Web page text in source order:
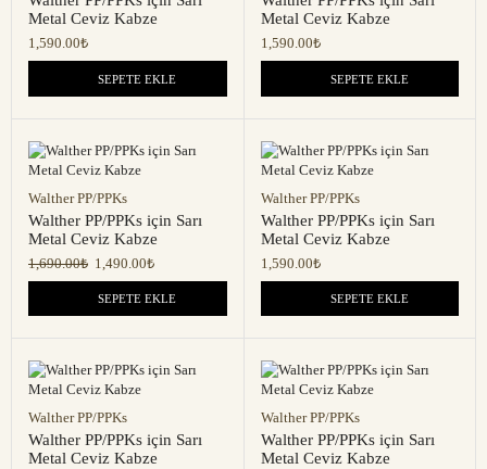
Metal Ceviz Kabze
1,590.00₺
SEPETE EKLE
Metal Ceviz Kabze
1,590.00₺
SEPETE EKLE
Walther PP/PPKs
Walther PP/PPKs için Sarı
Metal Ceviz Kabze
1,690.00₺ 1,490.00₺
SEPETE EKLE
Walther PP/PPKs
Walther PP/PPKs için Sarı
Metal Ceviz Kabze
1,590.00₺
SEPETE EKLE
Walther PP/PPKs
Walther PP/PPKs için Sarı
Metal Ceviz Kabze
Walther PP/PPKs
Walther PP/PPKs için Sarı
Metal Ceviz Kabze